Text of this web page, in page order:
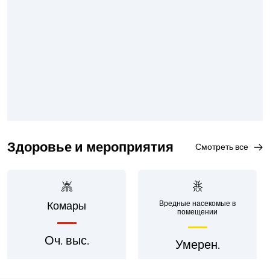
Здоровье и мероприятия смотреть все
Комары
Оч. выс.
Вредные насекомые в
помещении
Умерен.